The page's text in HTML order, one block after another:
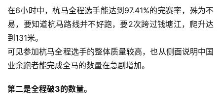
在6小时中，杭马全程选手能达到97.41%的完赛率，殊为不
易，要知道杭马路线并不好跑，要2次跨过钱塘江，爬升达
到131米。
可见参加杭马全程选手的整体质量较高，也从侧面说明中国
业余跑者能完成全马的数量在急剧增加。
第二是全程破3的数量。